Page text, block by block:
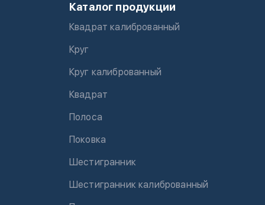
Каталог продукции
Квадрат калиброванный
Круг
Круг калиброванный
Квадрат
Полоса
Поковка
Шестигранник
Шестигранник калиброванный